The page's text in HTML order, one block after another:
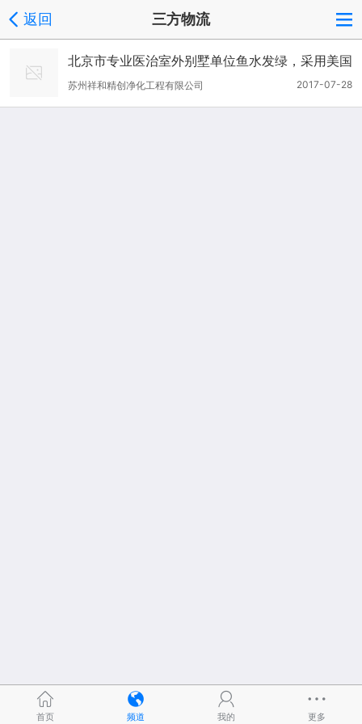
返回 三方物流
北京市专业医治室外别墅单位鱼水发绿，采用美国
纳米技术。
2017-07-28
苏州祥和精创净化工程有限公司
首页 频道 我的 更多